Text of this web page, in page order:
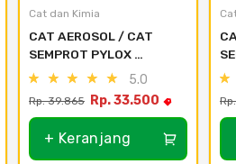
Cat dan Kimia
CAT AEROSOL / CAT
SEMPROT PYLOX
NIPPON PAINT - SEMUA
Kitty Pink
5.0
Rp. 39.865 Rp. 33.500
+ Keranjang